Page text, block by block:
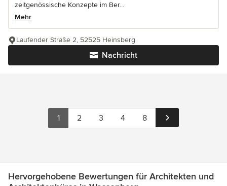
zeitgenössische Konzepte im Ber...
Mehr
Nachricht
Laufender Straße 2, 52525 Heinsberg
1 2 3 4 8
Hervorgehobene Bewertungen für Architekten und